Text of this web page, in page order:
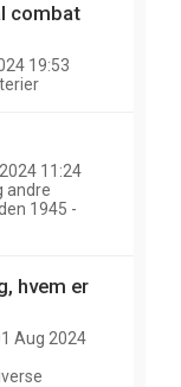
combat
19:53
11:24
andre
1945 -
hvem er
Aug 2024